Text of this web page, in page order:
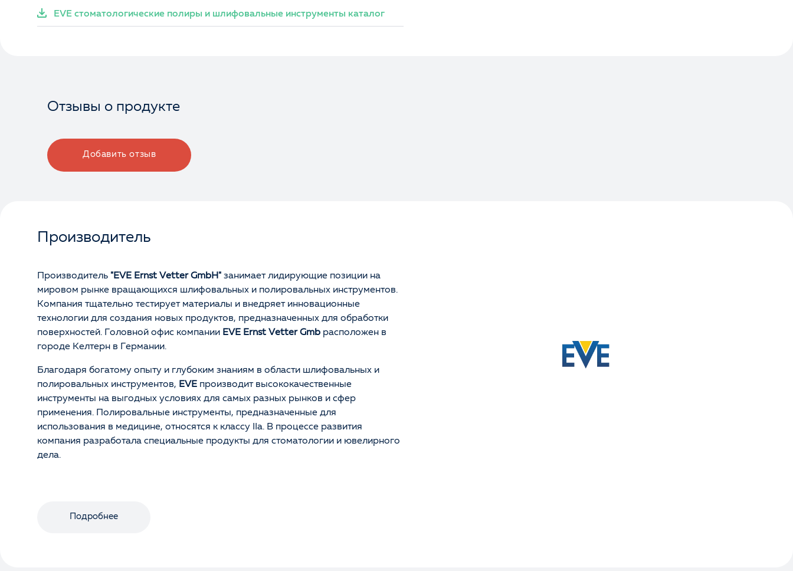
EVE стоматологические полиры и шлифовальные инструменты каталог
Отзывы о продукте
Добавить отзыв
Производитель
Производитель "EVE Ernst Vetter GmbH" занимает лидирующие позиции на
мировом рынке вращающихся шлифовальных и полировальных инструментов.
Компания тщательно тестирует материалы и внедряет инновационные
технологии для создания новых продуктов, предназначенных для обработки
поверхностей. Головной офис компании EVE Ernst Vetter Gmb расположен в
городе Келтерн в Германии.
Благодаря богатому опыту и глубоким знаниям в области шлифовальных и
полировальных инструментов, EVE производит высококачественные
инструменты на выгодных условиях для самых разных рынков и сфер
применения. Полировальные инструменты, предназначенные для
использования в медицине, относятся к классу IIa. В процессе развития
компания разработала специальные продукты для стоматологии и ювелирного
дела.
Подробнее